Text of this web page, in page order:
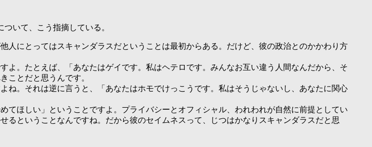
いて、こう指摘している。
人にとってはスキャンダラスだということは最初からある。だけど、彼の政治とのかかわり方
よ。たとえば、「あなたはゲイです。私はヘテロです。みんなお互い違う人間なんだから、そ
ことだと思うんです。
ね。それは逆に言うと、「あなたはホモでけっこうです。私はそうじゃないし、あなたに関心
てほしい」ということですよ。プライバシーとオフィシャル、われわれが自然に前提としてい
るということなんですね。だから彼のセイムネスって、じつはかなりスキャンダラスだと思